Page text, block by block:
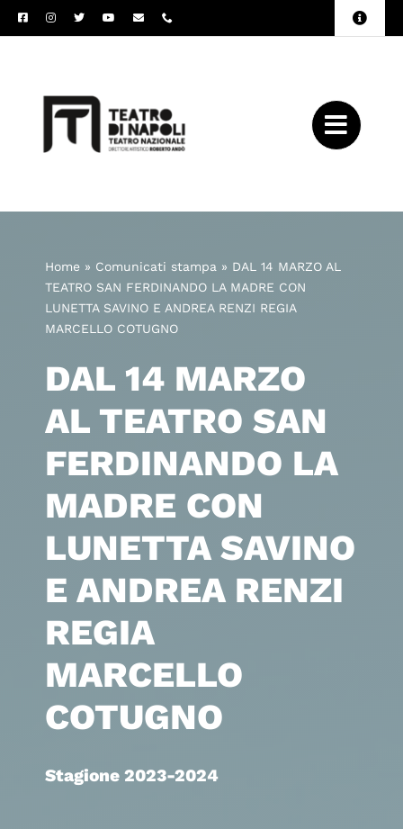
Salta
al
Toggle
Home» Comunicati stampa » DAL 14 MARZO AL
TEATRO SAN FERDINANDO LA MADRE CON
LUNETTA SAVINO E ANDREA RENZI REGIA
MARCELLO COTUGNO
DAL 14 MARZO
AL TEATRO SAN
FERDINANDO LA
MADRE CON
LUNETTA SAVINO
E ANDREA RENZI
REGIA
MARCELLO
COTUGNO
Stagione 2023-2024